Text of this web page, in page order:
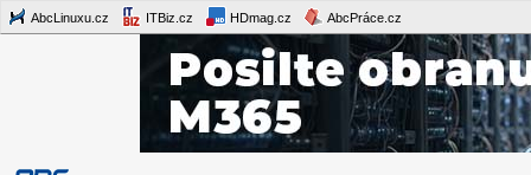
AbcLinuxu.cz ITBiz.cz HDmag.cz AbcPráce.cz